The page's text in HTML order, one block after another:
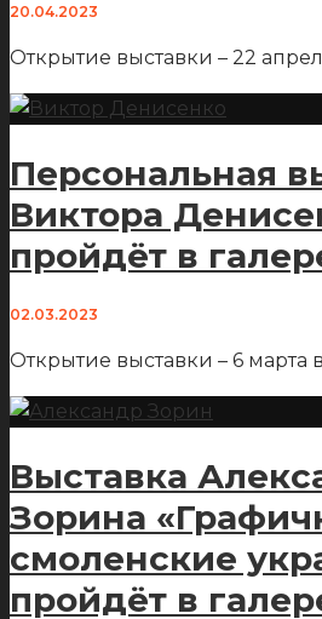
20.04.2023
Открытие выставки – 22
Персональная
Виктора
пройдёт в
02.03.2023
Открытие выставки – 6 марта
Выставка
Зорина
смоленские
пройдёт в